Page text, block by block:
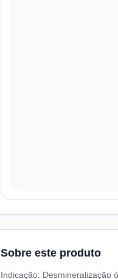
Sobre este produto
Indicação: Desmineralização